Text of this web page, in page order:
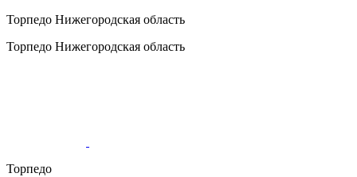
Торпедо Нижегородская область
Торпедо Нижегородская область
Торпедо